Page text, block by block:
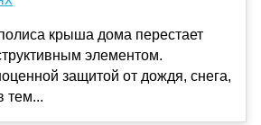
крыша дома перестает
элементом.
защитой от дождя, снега,
тем...